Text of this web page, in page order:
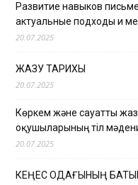
Развитие навыков
актуальные подходы и
20.07.2025
ЖАЗУ ТАРИХЫ
20.07.2025
Көркем және сауатты
оқушыларының тіл
20.07.2025
КЕҢЕС ОДАҒЫНЫҢ